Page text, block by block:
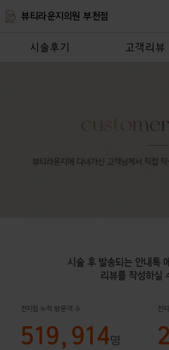
뷰티라운지의원 부천점
시술후기 고객리뷰
뷰티라운지에 다녀가신 고객님께서 직접
시술 후 발송되는 안내톡
리뷰를 작성하실
전지점 누적 방문객 수
519,914명
전